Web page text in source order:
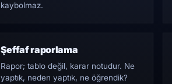
kaybolmaz.
Şeffaf raporlama
Rapor; tablo değil, karar notudur. Ne
yaptık, neden yaptık, ne öğrendik?